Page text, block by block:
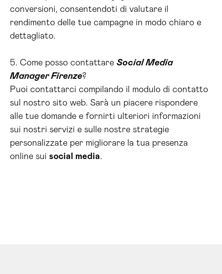
conversioni, consentendoti di valutare il
rendimento delle tue campagne in modo chiaro e
dettagliato.
5. Come posso contattare Social Media
Manager Firenze?
Puoi contattarci compilando il modulo di contatto
sul nostro sito web. Sarà un piacere rispondere
alle tue domande e fornirti ulteriori informazioni
sui nostri servizi e sulle nostre strategie
personalizzate per migliorare la tua presenza
online sui social media.